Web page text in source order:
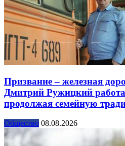
Призвание – железная
Дмитрий Ружицкий
продолжая семейную
Общество 08.08.2026